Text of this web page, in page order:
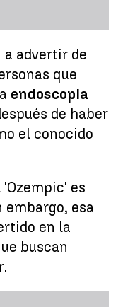
a advertir de
que
endoscopia
de haber
el conocido
es
esa
en la
buscan